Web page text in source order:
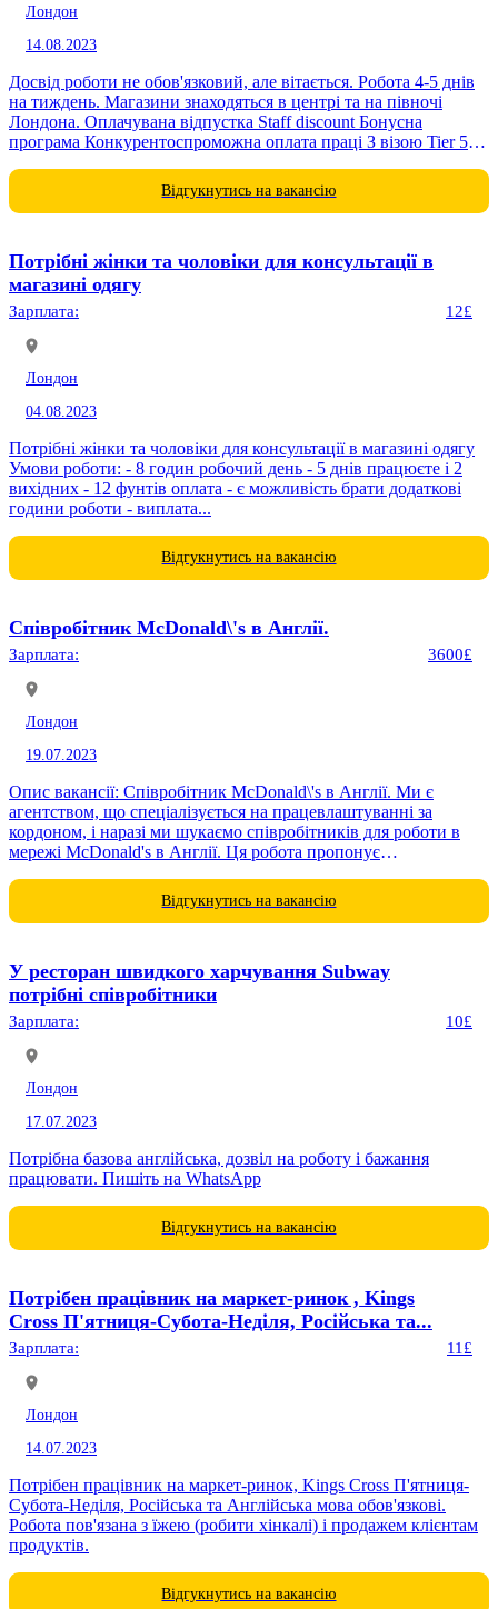
Лондон
14.08.2023
Досвід роботи не обов'язковий, але вітається. Робота 4-5 днів
на тиждень. Магазини знаходяться в центрі та на півночі
Лондона. Оплачувана відпустка Staff discount Бонусна
програма Конкурентоспроможна оплата праці З візою Tier 5
Відгукнутись на вакансію
Потрібні жінки та чоловіки для консультації в
магазині одягу
Зарплата: 12£
Лондон
04.08.2023
Потрібні жінки та чоловіки для консультації в магазині одягу
Умови роботи: - 8 годин робочий день - 5 днів працюєте і 2
вихідних - 12 фунтів оплата - є можливість брати додаткові
години роботи - виплата...
Відгукнутись на вакансію
Співробітник McDonald\'s в Англії.
Зарплата: 3600£
Лондон
19.07.2023
Опис вакансії: Співробітник McDonald\'s в Англії. Ми є
агентством, що спеціалізується на працевлаштуванні за
кордоном, і наразі ми шукаємо співробітників для роботи в
мережі McDonald's в Англії. Ця робота пропонує
Відгукнутись на вакансію
У ресторан швидкого харчування Subway
потрібні співробітники
Зарплата: 10£
Лондон
17.07.2023
Потрібна базова англійська, дозвіл на роботу і бажання
працювати. Пишіть на WhatsApp
Відгукнутись на вакансію
Потрібен працівник на маркет-ринок , Kings
Cross П'ятниця-Субота-Неділя, Російська та...
Зарплата: 11£
Лондон
14.07.2023
Потрібен працівник на маркет-ринок, Kings Cross П'ятниця-
Субота-Неділя, Російська та Англійська мова обов'язкові.
Робота пов'язана з їжею (робити хінкалі) і продажем клієнтам
продуктів.
Відгукнутись на вакансію